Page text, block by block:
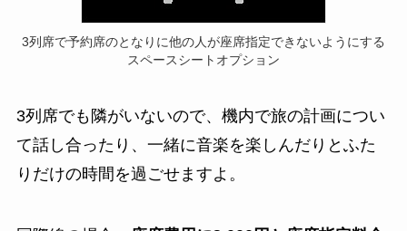
3列席で予約席のとなりに他の人が座席指定できないようにする
スペースシートオプション
3列席でも隣がいないので、機内で旅の計画につい
て話し合ったり、一緒に音楽を楽しんだりとふた
りだけの時間を過ごせますよ。